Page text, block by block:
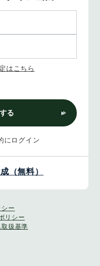
はこちら
る
にログイン
（無料）
ー
リシー
扱基準